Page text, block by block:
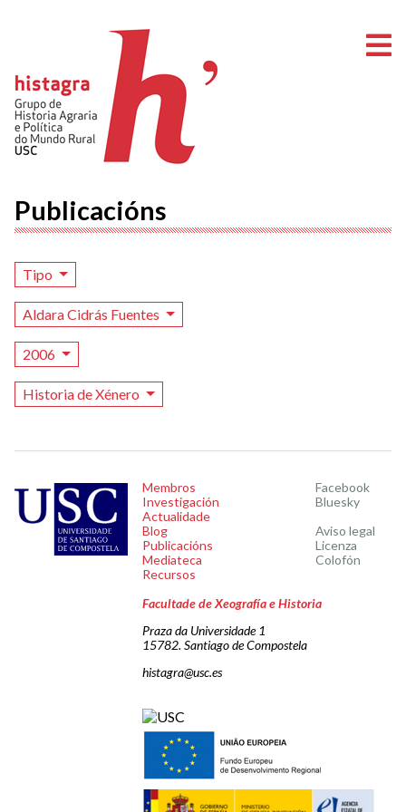
Publicacións
Tipo
Aldara Cidrás Fuentes
2006
Historia de Xénero
Membros
Investigación
Actualidade
Blog
Publicacións
Mediateca
Recursos
Facebook
Bluesky
Aviso legal
Licenza
Colofón
Facultade de Xeografía e Historia
Praza da Universidade 1
15782. Santiago de Compostela
histagra@usc.es